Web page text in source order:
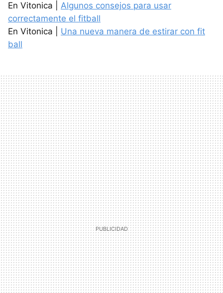
En Vitonica | Algunos consejos para usar
correctamente el fitball
En Vitonica | Una nueva manera de estirar con fit
ball